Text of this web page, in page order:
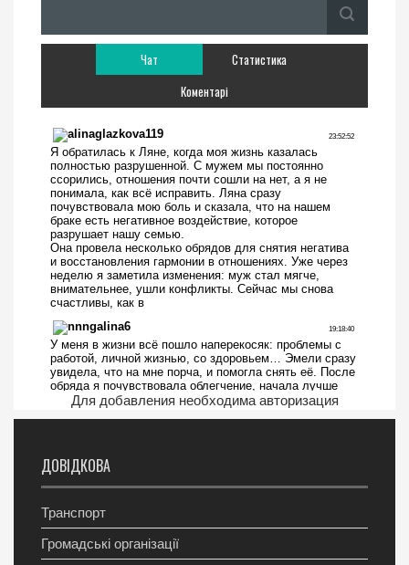
Чат
Статистика
Коментарі
Для добавления необходима авторизация
ДОВІДКОВА
Транспорт
Громадські організації